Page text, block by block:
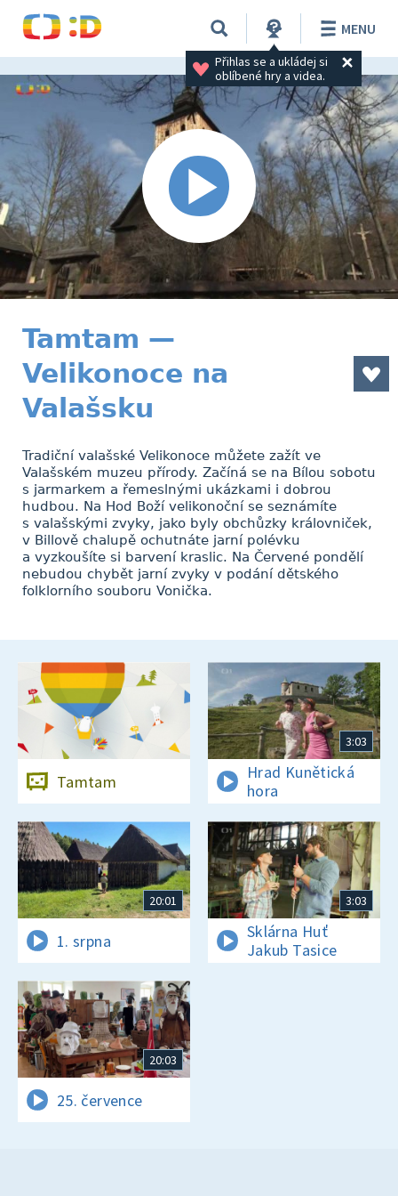
Přihlas se a ukládej si
oblíbené hry a videa.
MENU
Tamtam —
Velikonoce na
Valašsku
Tradiční valašské Velikonoce můžete zažít ve
Valašském muzeu přírody. Začíná se na Bílou sobotu
s jarmarkem a řemeslnými ukázkami i dobrou
hudbou. Na Hod Boží velikonoční se seznámíte
s valašskými zvyky, jako byly obchůzky královniček,
v Billově chalupě ochutnáte jarní polévku
a vyzkoušíte si barvení kraslic. Na Červené pondělí
nebudou chybět jarní zvyky v podání dětského
folklorního souboru Vonička.
Tamtam
3:03
Hrad Kunětická
hora
20:01
1. srpna
3:03
Sklárna Huť
Jakub Tasice
20:03
25. července